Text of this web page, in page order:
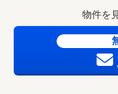
2102m・徒歩27分）
■【スーパー】イオ
■【スーパー】コー
■【スーパー】業務
21分）
◆◇◆地域密着で安
エフエムホームは、
口・南大阪・尼崎・
しをサポート！
物件を